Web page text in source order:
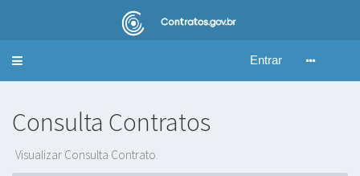
Alternar
Entrar
Consulta Contratos
Visualizar Consulta Contrato.